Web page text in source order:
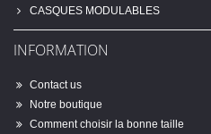
CASQUES MODULABLES
INFORMATION
Contact us
Notre boutique
Comment choisir la bonne taille